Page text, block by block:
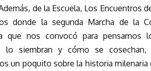
de la Escuela, Los Encuentros
donde la segunda Marcha de la
que nos convocó para pensarnos
lo siembran y cómo se cosechan,
un poquito sobre la historia milenaria